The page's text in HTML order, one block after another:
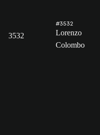
3532
#3532
Lorenzo
Colombo